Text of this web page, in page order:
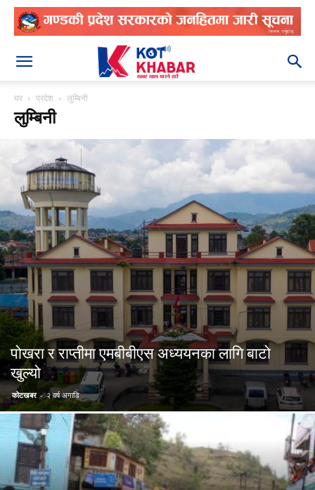
घर प्रदेश लुम्बिनी
लुम्बिनी
पोखरा र राप्तीमा एमबीबीएस अध्ययनका लागि बाटो
खुल्यो
कोटखबर - २ वर्ष अगाडि